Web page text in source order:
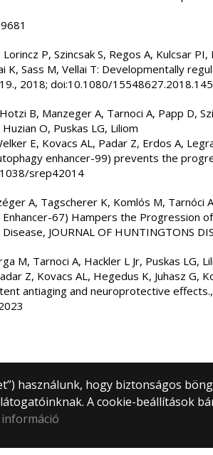
P, Szincsak S, Regos A, Kulcsar
K, Sass M, Vellai T: Developmentally
2018; doi:10.1080/
B, Manzeger A, Tarnoci A, Papp D,
O, Puskas LG, Liliom
E, Kovacs AL, Padar Z, Erdos A,
enhancer-99) prevents the
srep42014
A, Tagscherer K, Komlós M, Tarnóci
Enhancer-67) Hampers the Progression
JOURNAL OF HUNTINGTONS
M, Tarnoci A, Hackler L Jr, Puskas LG,
Z, Kovacs AL, Hegedus K, Juhasz G,
antiaging and neuroprotective
használunk, hogy biztonságos
A cookie-beállítások